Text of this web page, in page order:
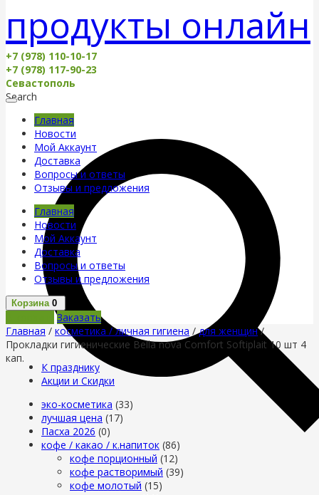
+7 (978) 110-10-17
+7 (978) 117-90-23
Севастополь
Search
Главная
Новости
Мой Аккаунт
Доставка
Вопросы и ответы
Отзывы и предложения
Главная
Новости
Мой Аккаунт
Доставка
Вопросы и ответы
Отзывы и предложения
Корзина 0
Заказать
Главная / косметика / личная гигиена /для женщин/
Прокладки гигиенические Bella nova Comfort Softiplait 10 шт 4
кап.
К празднику
Акции и Скидки
эко-косметика (33)
лучшая цена (17)
Пасха 2026 (0)
кофе / какао / к.напиток (86)
кофе порционный (12)
кофе растворимый (39)
кофе молотый (15)